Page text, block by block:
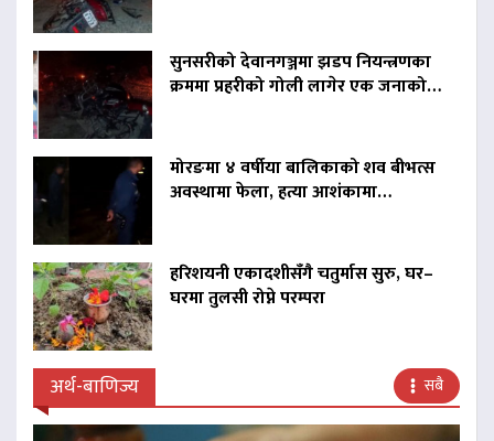
सुनसरीको देवानगञ्जमा झडप नियन्त्रणका
क्रममा प्रहरीको गोली लागेर एक जनाको…
मोरङमा ४ वर्षीया बालिकाको शव बीभत्स
अवस्थामा फेला, हत्या आशंकामा…
हरिशयनी एकादशीसँगै चतुर्मास सुरु, घर–
घरमा तुलसी रोप्ने परम्परा
अर्थ-बाणिज्य सबै